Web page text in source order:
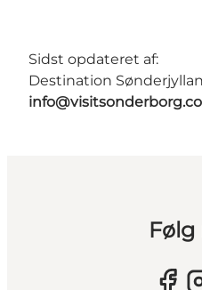
Sidst opdateret af:
Destination
Følg